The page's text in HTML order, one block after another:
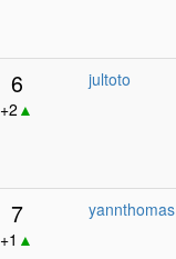
6
+2 ▲
jultoto
7
+1 ▲
yannthomas